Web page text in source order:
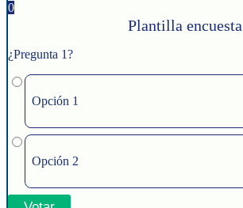
0
Plantilla encuesta
¿Pregunta 1?
Opción 1
Opción 2